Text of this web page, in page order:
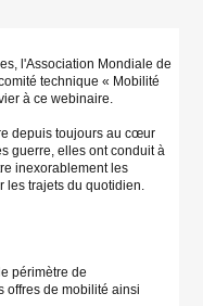
l'Association Mondiale de
technique « Mobilité
à ce webinaire.
depuis toujours au cœur
guerre, elles ont conduit à
inexorablement les
les trajets du quotidien.
périmètre de
offres de mobilité ainsi